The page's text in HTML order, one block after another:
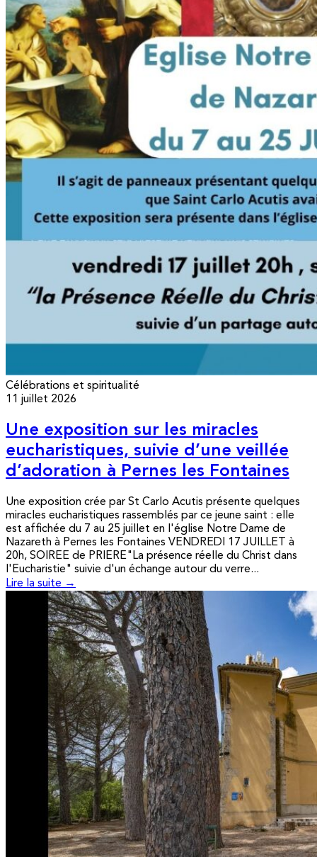
Célébrations et spiritualité
11 juillet 2026
Une exposition sur les miracles
eucharistiques, suivie d’une veillée
d’adoration à Pernes les Fontaines
Une exposition crée par St Carlo Acutis présente quelques
miracles eucharistiques rassemblés par ce jeune saint : elle
est affichée du 7 au 25 juillet en l'église Notre Dame de
Nazareth à Pernes les Fontaines VENDREDI 17 JUILLET à
20h, SOIREE de PRIERE"La présence réelle du Christ dans
l'Eucharistie" suivie d'un échange autour du verre...
Lire la suite →